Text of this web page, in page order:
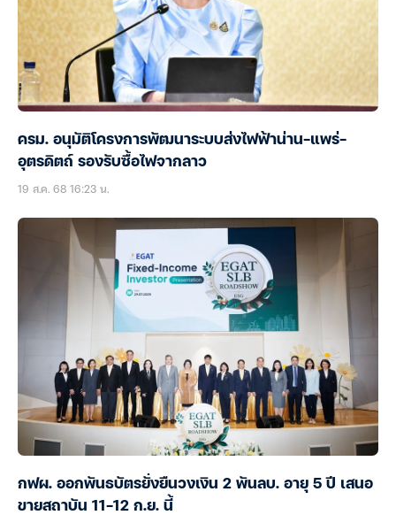
ครม. อนุมัติโครงการพัฒนาระบบส่งไฟฟ้าน่าน-แพร่-
อุตรดิตถ์ รองรับซื้อไฟจากลาว
19 ส.ค. 68 16:23 น.
กฟผ. ออกพันธบัตรยั่งยืนวงเงิน 2 พันลบ. อายุ 5 ปี เสนอ
ขายสถาบัน 11-12 ก.ย. นี้